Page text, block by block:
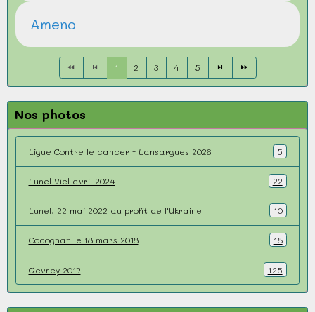
Ameno
1 2 3 4 5
Nos photos
Ligue Contre le cancer - Lansargues 2026 5
Lunel Viel avril 2024 22
Lunel, 22 mai 2022 au profit de l'Ukraine 10
Codognan le 18 mars 2018 18
Gevrey 2017 125